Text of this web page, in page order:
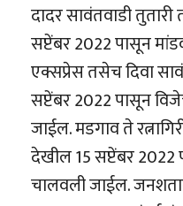
दादर सावंतवाडी
सप्टेंबर 2022 पासून
एक्सप्रेस तसेच दिवा
सप्टेंबर 2022 पासून
जाईल. मडगाव ते
देखील 15 सप्टेंबर 2022
चालवली जाईल.